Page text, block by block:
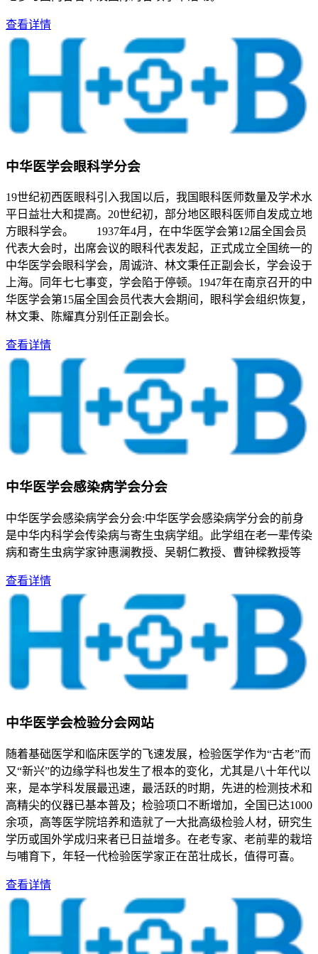
查看详情
中华医学会眼科学分会
19世纪初西医眼科引入我国以后，我国眼科医师数量及学术水
平日益壮大和提高。20世纪初，部分地区眼科医师自发成立地
方眼科学会。 1937年4月，在中华医学会第12届全国会员
代表大会时，出席会议的眼科代表发起，正式成立全国统一的
中华医学会眼科学会，周诚浒、林文秉任正副会长，学会设于
上海。同年七七事变，学会陷于停顿。1947年在南京召开的中
华医学会第15届全国会员代表大会期间，眼科学会组织恢复，
林文秉、陈耀真分别任正副会长。
查看详情
中华医学会感染病学会分会
中华医学会感染病学会分会:中华医学会感染病学分会的前身
是中华内科学会传染病与寄生虫病学组。此学组在老一辈传染
病和寄生虫病学家钟惠澜教授、吴朝仁教授、曹钟樑教授等
查看详情
中华医学会检验分会网站
随着基础医学和临床医学的飞速发展，检验医学作为“古老”而
又“新兴”的边缘学科也发生了根本的变化，尤其是八十年代以
来，是本学科发展最迅速，最活跃的时期，先进的检测技术和
高精尖的仪器已基本普及；检验项口不断增加，全国已达1000
余项，高等医学院培养和造就了一大批高级检验人材，研究生
学历或国外学成归来者已日益增多。在老专家、老前辈的栽培
与哺育下，年轻一代检验医学家正在茁壮成长，值得可喜。
查看详情